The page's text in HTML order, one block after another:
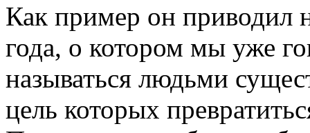
Как пример он приводил
года, о котором мы уже
называться людьми
цель которых